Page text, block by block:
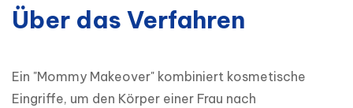
Über das Verfahren
Ein "Mommy Makeover" kombiniert kosmetische
Eingriffe, um den Körper einer Frau nach